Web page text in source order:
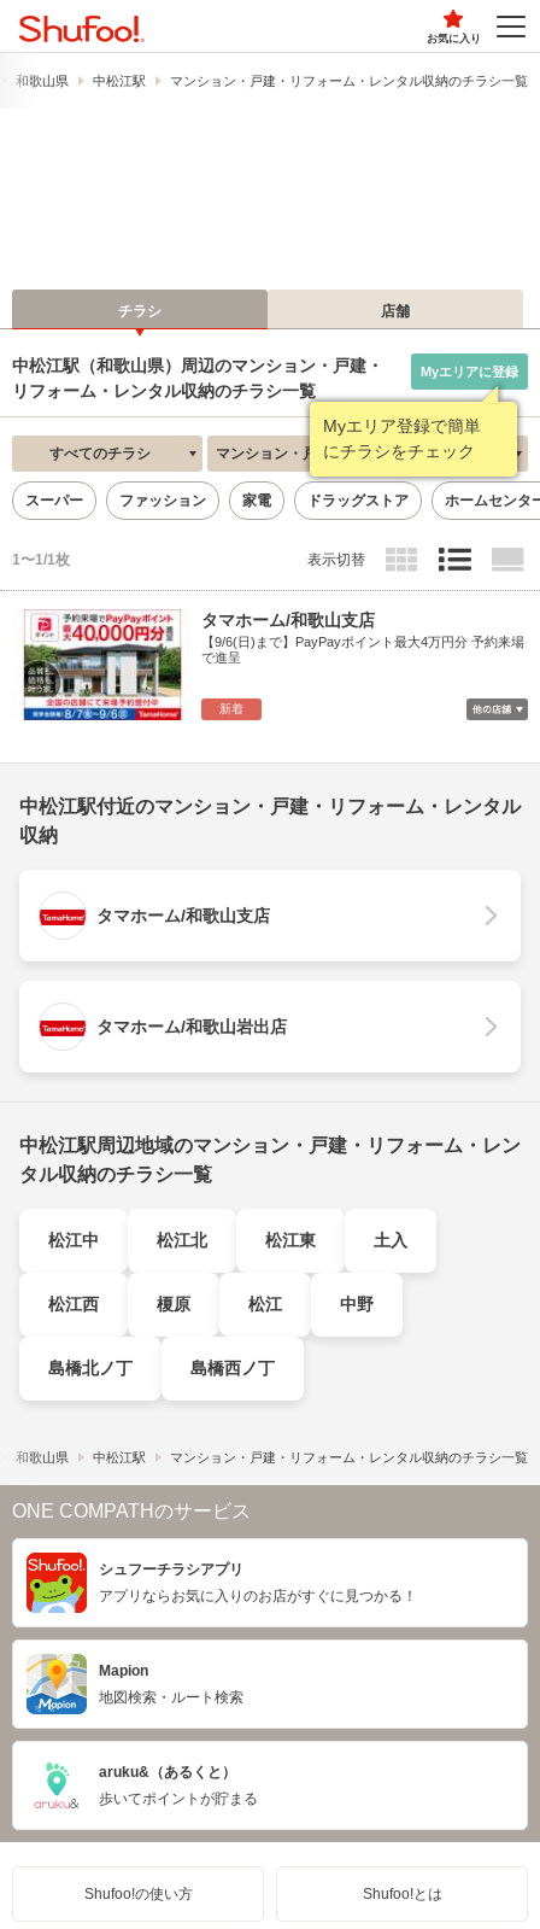
お気に入り
和歌山県 中松江駅 マンション・戸建・リフォーム・レンタル収納のチラシ一覧
チラシ 店舗
中松江駅（和歌山県）周辺のマンション・戸建・
リフォーム・レンタル収納のチラシ一覧
Myエリア登録で簡単
にチラシをチェック
Myエリアに登録
すべてのチラシ マンション・戸建・リフォーム・レンタル収納 新着順
スーパー ファッション 家電 ドラッグストア ホームセンタ
1〜1/1枚 表示切替
新着
タマホーム/和歌山支店
【9/6(日)まで】PayPayポイント最大4万円分 予約来場
で進呈
中松江駅付近のマンション・戸建・リフォーム・レンタル
収納
タマホーム/和歌山支店
タマホーム/和歌山岩出店
中松江駅周辺地域のマンション・戸建・リフォーム・レン
タル収納のチラシ一覧
松江中 松江北 松江東 土入
松江西 榎原 松江 中野
島橋北ノ丁 島橋西ノ丁
和歌山県 中松江駅 マンション・戸建・リフォーム・レンタル収納のチラシ一覧
ONE COMPATHのサービス
シュフーチラシアプリ
アプリならお気に入りのお店がすぐに見つかる！
Mapion
地図検索・ルート検索
aruku&（あるくと）
歩いてポイントが貯まる
Shufoo!の使い方 Shufoo!とは